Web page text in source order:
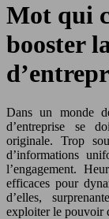
Mot qui
booster
Dans un monde
d’entreprise se
originale. Trop
d’informations
l’engagement.
efficaces pour
d’elles,
exploiter le pouvoir